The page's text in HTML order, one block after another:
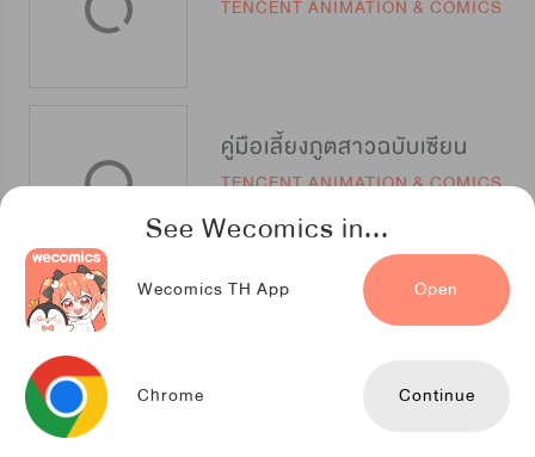
See Wecomics in...
Wecomics TH App Open
Chrome Continue
TENCENT ANIMATION & COMICS
คู่มือเลี้ยงภูตสาวฉบับเซียน
TENCENT ANIMATION & COMICS
สงครามแค้นราชาอมตะ